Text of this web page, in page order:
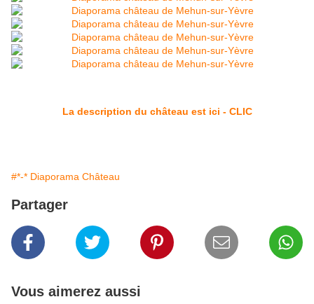
La description du château est ici - CLIC
#*-* Diaporama Château
Partager
Vous aimerez aussi